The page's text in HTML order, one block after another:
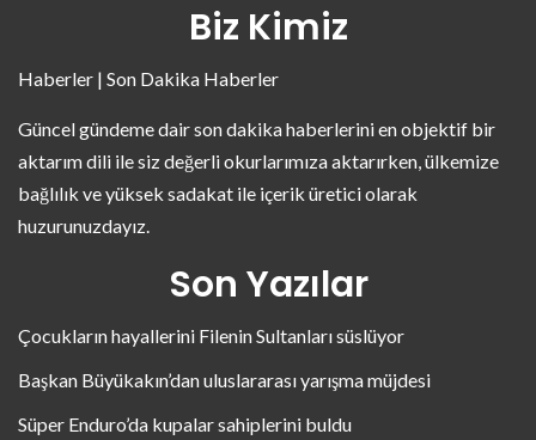
Biz Kimiz
Haberler | Son Dakika Haberler
Güncel gündeme dair son dakika haberlerini en objektif bir
aktarım dili ile siz değerli okurlarımıza aktarırken, ülkemize
bağlılık ve yüksek sadakat ile içerik üretici olarak
huzurunuzdayız.
Son Yazılar
Çocukların hayallerini Filenin Sultanları süslüyor
Başkan Büyükakın’dan uluslararası yarışma müjdesi
Süper Enduro’da kupalar sahiplerini buldu